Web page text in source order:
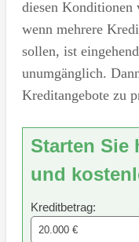
diesen Konditionen
wenn mehrere
sollen, ist
unumgänglich.
Kreditangebote zu
Starten Sie
und
Kreditbetrag: